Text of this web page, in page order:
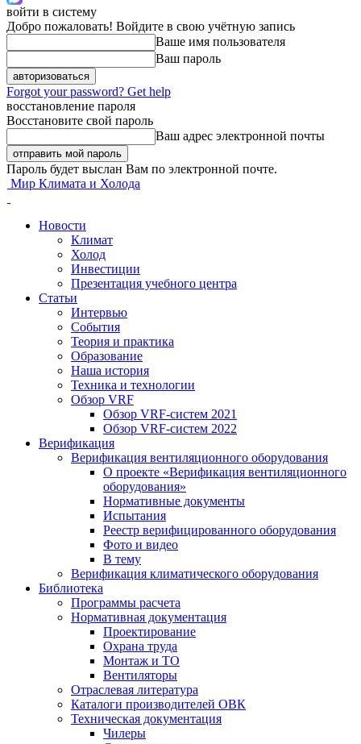
войти в систему
Добро пожаловать! Войдите в свою учётную запись
Ваше имя пользователя
Ваш пароль
Forgot your password? Get help
восстановление пароля
Восстановите свой пароль
Ваш адрес электронной почты
Пароль будет выслан Вам по электронной почте.
Мир Климата и Холода
Новости
Климат
Холод
Инвестиции
Презентация учебного центра
Статьи
Интервью
События
Теория и практика
Образование
Наша история
Техника и технологии
Обзор VRF
Обзор VRF-систем 2021
Обзор VRF-систем 2022
Верификация
Верификация вентиляционного оборудования
О проекте «Верификация вентиляционного
оборудования»
Нормативные документы
Испытания
Реестр верифицированного оборудования
Фото и видео
В тему
Верификация климатического оборудования
Библиотека
Программы расчета
Нормативная документация
Проектирование
Охрана труда
Монтаж и ТО
Вентиляторы
Отраслевая литература
Каталоги производителей ОВК
Техническая документация
Чилеры